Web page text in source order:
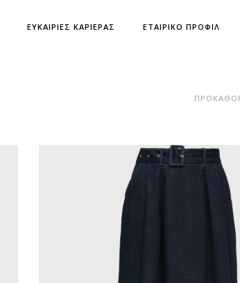
ΕΥΚΑΙΡΙΕΣ ΚΑΡΙΕΡΑΣ ΕΤΑΙΡΙΚΟ ΠΡΟΦΙΛ